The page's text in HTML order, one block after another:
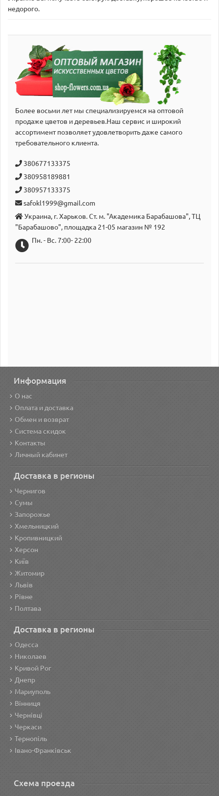
недорого.
Более восьми лет мы специализируемся на оптовой
продаже цветов и деревьев.Наш сервис и широкий
аcсортимент позволяет удовлетворить даже самого
требовательного клиента.
380677133375
380958189881
380957133375
safokl1999@gmail.com
Украина, г. Харьков. Ст. м. "Академика Барабашова", ТЦ
"Барабашово", площадка 21-05 магазин № 192
Пн. - Вс. 7:00- 22:00
Информация
О нас
Оплата и доставка
Обмен и возврат
Система скидок
Контакты
Личный кабинет
Доставка в регионы
Чернигов
Сумы
Запорожье
Хмельницкий
Кропивницкий
Херсон
Київ
Житомир
Львів
Рівне
Полтава
Доставка в регионы
Одесса
Николаев
Кривой Рог
Днепр
Мариуполь
Вінниця
Чернівці
Черкаси
Тернопіль
Івано-Франківськ
Схема проезда